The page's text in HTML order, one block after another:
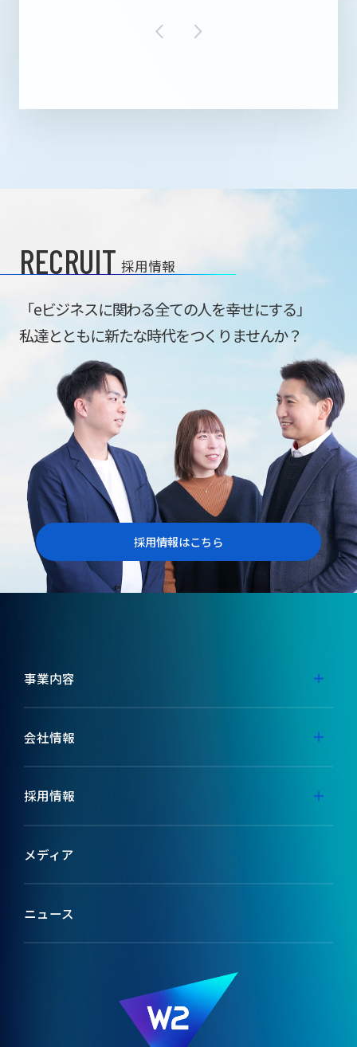
RECRUIT 採用情報
「eビジネスに関わる全ての人を幸せにする」
私達とともに新たな時代をつくりませんか？
採用情報はこちら
事業内容
事業内容
会社情報
代表メッセージ
ミッション
ブランドコンセプト
採用情報
採用特設サイト
テックメディア
メディア
ニュース